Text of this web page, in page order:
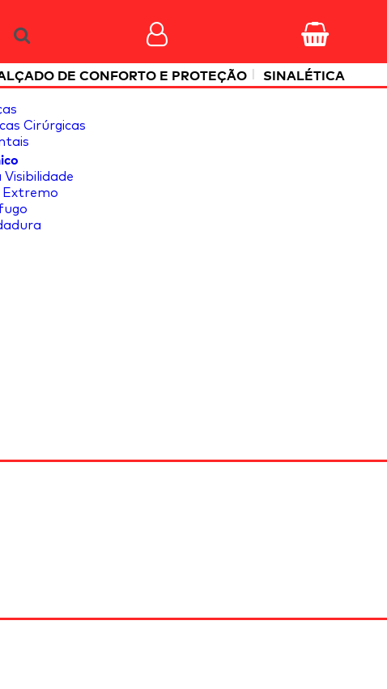
DE CONFORTO E PROTEÇÃO | SINALÉTICA
Cirúrgicas
Visibilidade
Extremo